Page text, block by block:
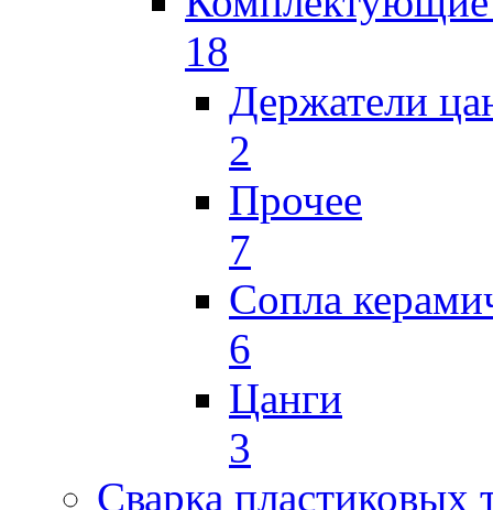
18
Держатели
2
Прочее
7
Сопла
6
Цанги
3
Сварка пластиковых